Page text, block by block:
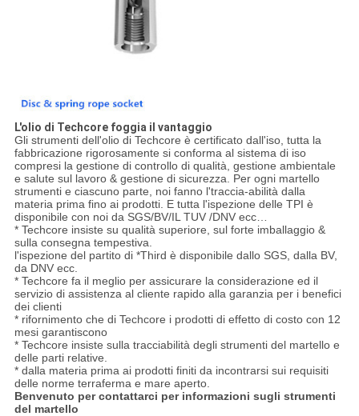
L'olio di Techcore foggia il vantaggio
Gli strumenti dell'olio di Techcore è certificato dall'iso, tutta la
fabbricazione rigorosamente si conforma al sistema di iso
compresi la gestione di controllo di qualità, gestione ambientale
e salute sul lavoro & gestione di sicurezza. Per ogni martello
strumenti e ciascuno parte, noi fanno l'traccia-abilità dalla
materia prima fino ai prodotti. E tutta l'ispezione delle TPI è
disponibile con noi da SGS/BV/IL TUV /DNV ecc…
* Techcore insiste su qualità superiore, sul forte imballaggio &
sulla consegna tempestiva.
l'ispezione del partito di *Third è disponibile dallo SGS, dalla BV,
da DNV ecc.
* Techcore fa il meglio per assicurare la considerazione ed il
servizio di assistenza al cliente rapido alla garanzia per i benefici
dei clienti
* rifornimento che di Techcore i prodotti di effetto di costo con 12
mesi garantiscono
* Techcore insiste sulla tracciabilità degli strumenti del martello e
delle parti relative.
* dalla materia prima ai prodotti finiti da incontrarsi sui requisiti
delle norme terraferma e mare aperto.
Benvenuto per contattarci per informazioni sugli strumenti
del martello